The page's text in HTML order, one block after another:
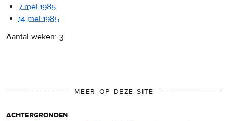
7 mei 1985
14 mei 1985
Aantal weken: 3
MEER OP DEZE SITE
achtergronden